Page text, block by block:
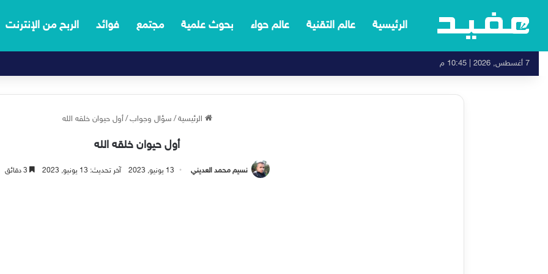
الرئيسية عالم التقنية عالم حواء بحوث علمية مجتمع فوائد الربح من الإنترنت
7 أغسطس, 2026 | 10:45 م
الرئيسية / سؤال وجواب / أول حيوان خلقه الله
أول حيوان خلقه الله
نسيم محمد العديني 13 يونيو, 2023 آخر تحديث: 13 يونيو, 2023